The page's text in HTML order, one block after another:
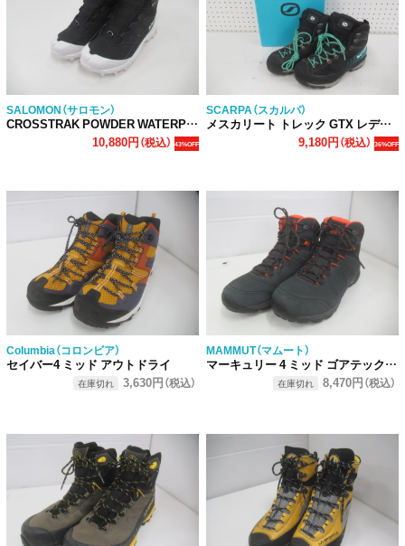
SALOMON（サロモン）
CROSSTRAK POWDER WATERPROOF
10,880円（税込） 43%OFF
SCARPA（スカルパ）
メスカリート トレック GTX レディース
9,180円（税込） 36%OFF
Columbia（コロンビア）
セイバー4 ミッド アウトドライ
在庫切れ 3,630円（税込）
MAMMUT（マムート）
マーキュリー 4 ミッド ゴアテックス メンズ
在庫切れ 8,470円（税込）